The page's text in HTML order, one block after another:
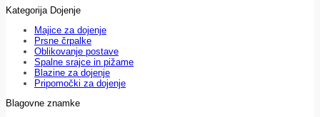
Kategorija Dojenje
Majice za dojenje
Prsne črpalke
Oblikovanje postave
Spalne srajce in pižame
Blazine za dojenje
Pripomočki za dojenje
Blagovne znamke